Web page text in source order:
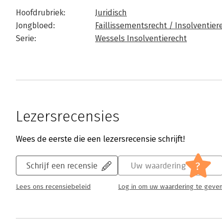
Hoofdrubriek:
Juridisch
Jongbloed:
Faillissementsrecht /
Serie:
Wessels Insolventierecht
Lezersrecensies
Wees de eerste die een lezersrecensie schrijft!
Schrijf een recensie
Lees ons recensiebeleid
Uw waardering ?
Log in om uw waardering te geven